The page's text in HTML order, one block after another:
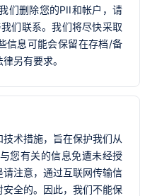
们删除您的PII和帐户，请
们联系。我们将尽快采取
信息可能会保留在存档/备
另有要求。
术措施，旨在保护我们从
您有关的信息免遭未经授
注意，通过互联网传输信
全的。因此，我们不能保